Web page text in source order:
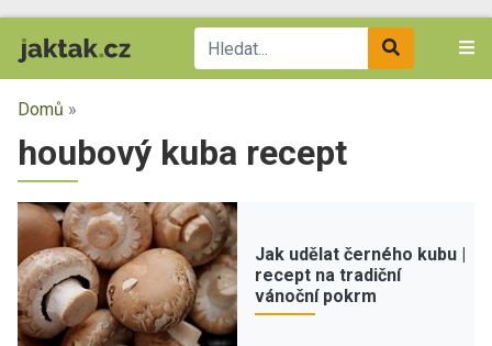
Domů »
houbový kuba recept
Jak udělat černého kubu |
recept na tradiční
vánoční pokrm